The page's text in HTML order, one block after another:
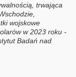
trwająca
wojskowe
w 2023 roku -
Badań nad